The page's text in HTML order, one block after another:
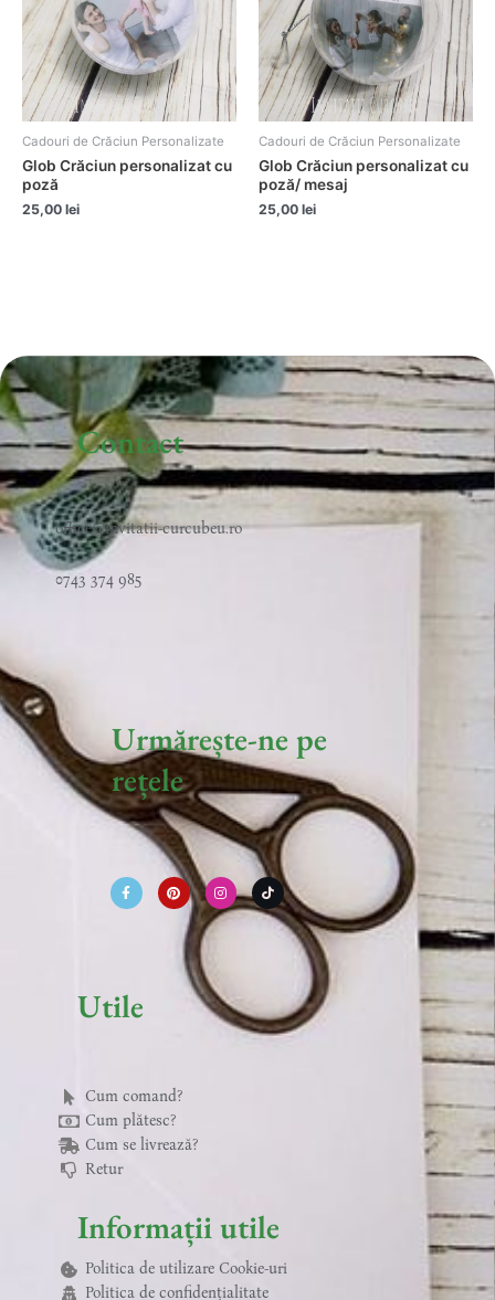
Cadouri de Crăciun Personalizate
Glob Crăciun personalizat cu
poză
25,00 lei
Cadouri de Crăciun Personalizate
Glob Crăciun personalizat cu
poză/ mesaj
25,00 lei
Contact
office@invitatii-curcubeu.ro
0743 374 985
Urmărește-ne pe
rețele
a
c
e
b
P
i
n
t
e
n
s
t
a
T
i
k
t
o
Utile
Cum comand?
Cum plătesc?
Cum se livrează?
Retur
Informații utile
Politica de utilizare Cookie-uri
Politica de confidențialitate